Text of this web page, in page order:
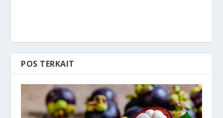
POS TERKAIT